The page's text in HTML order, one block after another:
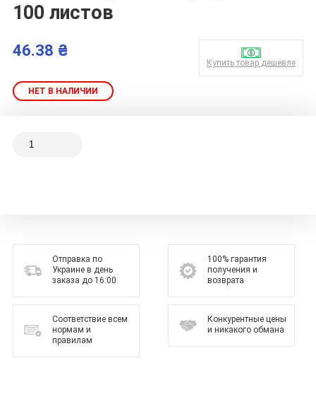
100 листов
46.38 ₴
Купить товар дешевле
НЕТ В НАЛИЧИИ
Отправка по
Украине в день
заказа до 16:00
Соответствие всем
нормам и
правилам
100% гарантия
получения и
возврата
Конкурентные цены
и никакого обмана